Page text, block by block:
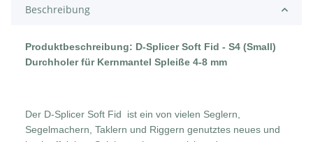
Beschreibung
Produktbeschreibung: D-Splicer Soft Fid - S4 (Small)
Durchholer für Kernmantel Spleiße 4-8 mm
Der D-Splicer Soft Fid ist ein von vielen Seglern,
Segelmachern, Taklern und Riggern genutztes neues und